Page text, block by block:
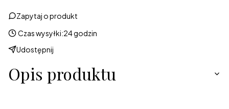
Zapytaj o produkt
Czas wysyłki:24 godzin
Udostępnij
Opis produktu